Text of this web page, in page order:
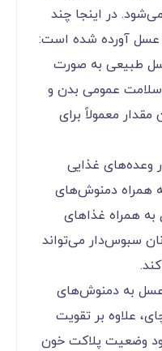
در اینجا چند
عسل آورده شده است:
عسل طبیعی به صورت
سلامت عمومی بدن و
معمولاً برای
وعده‌های غذایی
همراه دمنوش‌های
همراه غذاهای
سبوس‌دار می‌تواند
عسل به دمنوش‌های
علاوه بر تقویت
وضعیت پلاکت خون